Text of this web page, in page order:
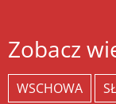
Zobacz
WSCHOWA